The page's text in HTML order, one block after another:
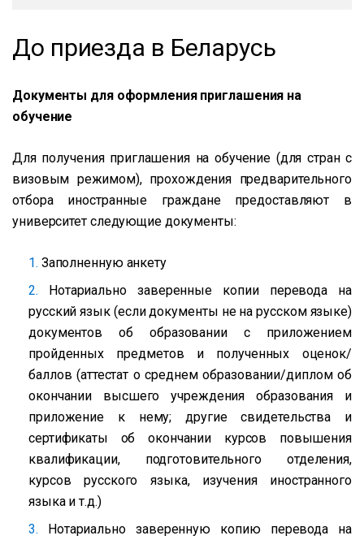
До приезда в Беларусь
Документы для оформления приглашения на
обучение
Для получения приглашения на обучение (для стран с
визовым режимом), прохождения предварительного
отбора иностранные граждане предоставляют в
университет следующие документы:
Заполненную анкету
Нотариально заверенные копии перевода на
русский язык (если документы не на русском языке)
документов об образовании с приложением
пройденных предметов и полученных оценок/
баллов (аттестат о среднем образовании/диплом об
окончании высшего учреждения образования и
приложение к нему; другие свидетельства и
сертификаты об окончании курсов повышения
квалификации, подготовительного отделения,
курсов русского языка, изучения иностранного
языка и т.д.)
Нотариально заверенную копию перевода на